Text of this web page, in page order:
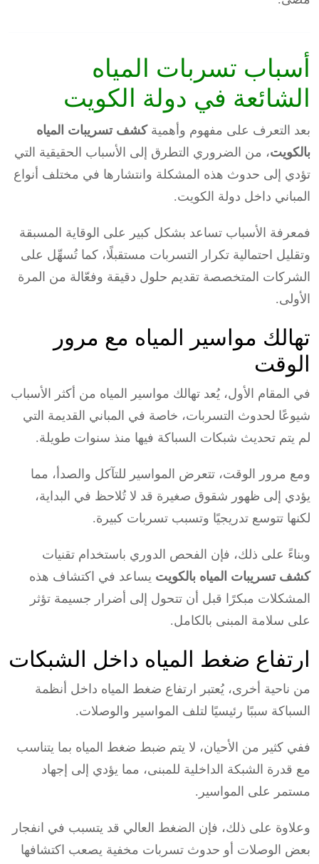
أسباب تسربات المياه
الشائعة في دولة الكويت
بعد التعرف على مفهوم وأهميةكشف تسريبات المياه
بالكويت، من الضروري التطرق إلى الأسباب الحقيقية التي
تؤدي إلى حدوث هذه المشكلة وانتشارها في مختلف أنواع
المباني داخل دولة الكويت.
فمعرفة الأسباب تساعد بشكل كبير على الوقاية المسبقة
وتقليل احتمالية تكرار التسربات مستقبلًا، كما تُسهِّل على
الشركات المتخصصة تقديم حلول دقيقة وفعّالة من المرة
الأولى.
تهالك مواسير المياه مع مرور
الوقت
في المقام الأول، يُعد تهالك مواسير المياه من أكثر الأسباب
شيوعًا لحدوث التسربات، خاصة في المباني القديمة التي
لم يتم تحديث شبكات السباكة فيها منذ سنوات طويلة.
ومع مرور الوقت، تتعرض المواسير للتآكل والصدأ، مما
يؤدي إلى ظهور شقوق صغيرة قد لا تُلاحظ في البداية،
لكنها تتوسع تدريجيًا وتسبب تسربات كبيرة.
وبناءً على ذلك، فإن الفحص الدوري باستخدام تقنيات
كشف تسريبات المياه بالكويت يساعد في اكتشاف هذه
المشكلات مبكرًا قبل أن تتحول إلى أضرار جسيمة تؤثر
على سلامة المبنى بالكامل.
ارتفاع ضغط المياه داخل الشبكات
من ناحية أخرى، يُعتبر ارتفاع ضغط المياه داخل أنظمة
السباكة سببًا رئيسيًا لتلف المواسير والوصلات.
ففي كثير من الأحيان، لا يتم ضبط ضغط المياه بما يتناسب
مع قدرة الشبكة الداخلية للمبنى، مما يؤدي إلى إجهاد
مستمر على المواسير.
وعلاوة على ذلك، فإن الضغط العالي قد يتسبب في انفجار
بعض الوصلات أو حدوث تسربات مخفية يصعب اكتشافها